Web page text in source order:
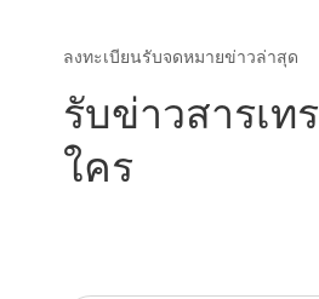
ลงทะเบียนรับจดหมายข่าวล่าสุด
รับข่าวสารเท
ใคร